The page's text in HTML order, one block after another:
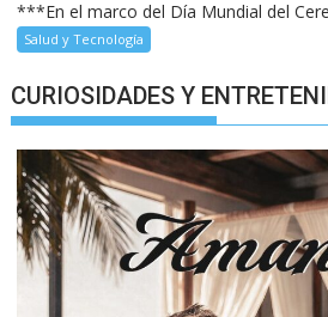
***En el marco del Día Mundial del
Salud y Tecnología
CURIOSIDADES Y